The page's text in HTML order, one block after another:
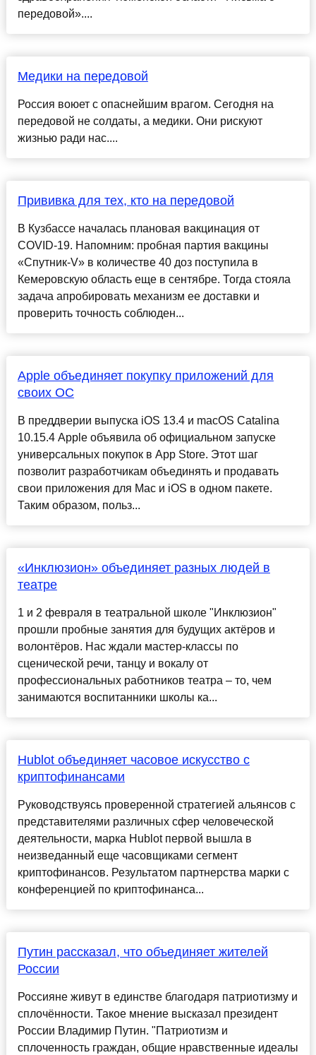
передовой»....
Медики на передовой
Россия воюет с опаснейшим врагом. Сегодня на
передовой не солдаты, а медики. Они рискуют
жизнью ради нас....
Прививка для тех, кто на передовой
В Кузбассе началась плановая вакцинация от
COVID-19. Напомним: пробная партия вакцины
«Спутник-V» в количестве 40 доз поступила в
Кемеровскую область еще в сентябре. Тогда стояла
задача апробировать механизм ее доставки и
проверить точность соблюден...
Apple объединяет покупку приложений для
своих ОС
В преддверии выпуска iOS 13.4 и macOS Catalina
10.15.4 Apple объявила об официальном запуске
универсальных покупок в App Store. Этот шаг
позволит разработчикам объединять и продавать
свои приложения для Mac и iOS в одном пакете.
Таким образом, польз...
«Инклюзион» объединяет разных людей в
театре
1 и 2 февраля в театральной школе "Инклюзион"
прошли пробные занятия для будущих актёров и
волонтёров. Нас ждали мастер-классы по
сценической речи, танцу и вокалу от
профессиональных работников театра – то, чем
занимаются воспитанники школы ка...
Hublot объединяет часовое искусство с
криптофинансами
Руководствуясь проверенной стратегией альянсов с
представителями различных сфер человеческой
деятельности, марка Hublot первой вышла в
неизведанный еще часовщиками сегмент
криптофинансов. Результатом партнерства марки с
конференцией по криптофинанса...
Путин рассказал, что объединяет жителей
России
Россияне живут в единстве благодаря патриотизму и
сплочённости. Такое мнение высказал президент
России Владимир Путин. "Патриотизм и
сплоченность граждан, общие нравственные идеалы